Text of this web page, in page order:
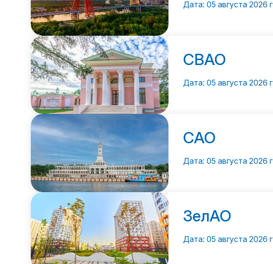
Дата: 05 августа 2026 г
СВАО
Дата: 05 августа 2026 г
САО
Дата: 05 августа 2026 г
ЗелАО
Дата: 05 августа 2026 г